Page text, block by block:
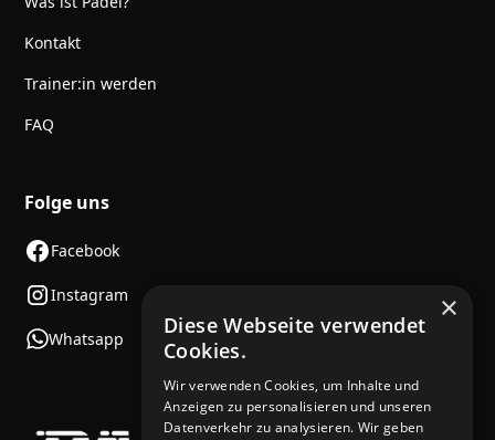
Kontakt
Trainer:in werden
FAQ
Folge uns
Facebook
Instagram
Whatsapp
×
Diese Webseite verwendet
Cookies.
Wir verwenden Cookies, um Inhalte und
Anzeigen zu personalisieren und unseren
Datenverkehr zu analysieren. Wir geben